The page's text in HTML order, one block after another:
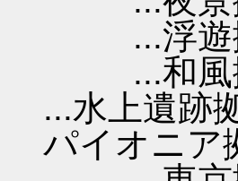
...浮遊
...和風
...水上遺跡
パイオニア